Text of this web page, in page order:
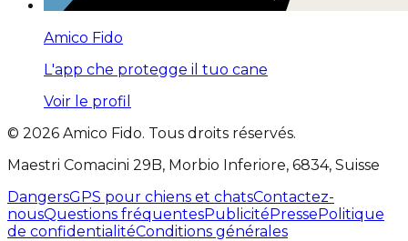
Amico Fido
L'app che protegge il tuo cane
Voir le profil
© 2026 Amico Fido. Tous droits réservés.
Maestri Comacini 29B, Morbio Inferiore, 6834, Suisse
DangersGPS pour chiens et chatsContactez-
nousQuestions fréquentesPublicitéPressePolitique
de confidentialitéConditions générales